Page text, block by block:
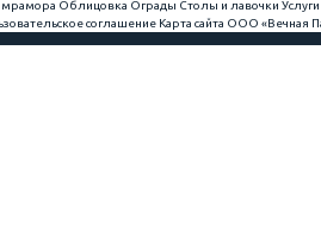
мрамора Облицовка Ограды Столы и лавочки Услуги
соглашение Карта сайта ООО «Вечная